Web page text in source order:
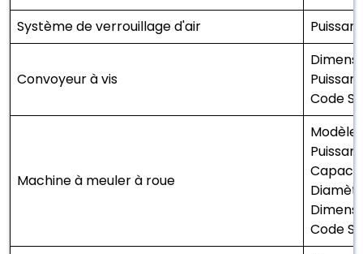
Système de verrouillage d'air
Convoyeur à vis
Code
Machine à meuler à roue
Modèle
Code